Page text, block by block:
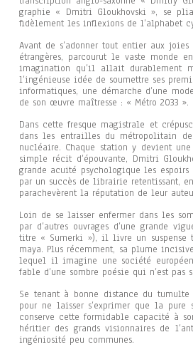
graphie « Dmitri Gloukhovski », se
fidèlement les inflexions de l’alphabet
Avant de s’adonner tout entier aux
étrangères, parcourut le vaste monde
imagination qu’il allait durablement
l’ingénieuse idée de soumettre ses
informatiques, une démarche d’une
de son œuvre maîtresse : « Métro 2033 ».
Dans cette fresque magistrale et
dans les entrailles du métropolitain de
nucléaire. Chaque station y devient
simple récit d’épouvante, Dmitri
grande acuité psychologique les
par un succès de librairie retentissant,
parachevèrent la réputation de leur
Loin de se laisser enfermer dans les
par d’autres ouvrages d’une grande
titre « Sumerki »), il livre un suspense
maya. Plus récemment, sa plume
lequel il imagine une société
fable d’une sombre poésie qui n’est pas
Se tenant à bonne distance du
pour ne laisser s’exprimer que la
conserve cette formidable capacité à
héritier des grands visionnaires de
ingéniosité peu communes.